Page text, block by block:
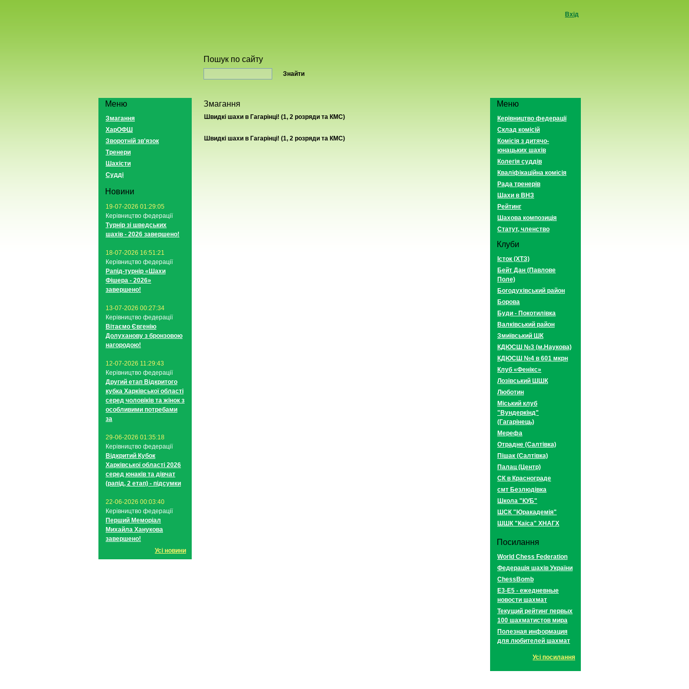
Пошук по сайту
Вхід
Меню
Змагання
ХарОФШ
Зворотній зв'язок
Тренери
Шахісти
Судді
Новини
19-07-2026 01:29:05
Керівництво федерації
Турнір зі шведських
шахів - 2026 завершено!
18-07-2026 16:51:21
Керівництво федерації
Рапід-турнір «Шахи
Фішера - 2026»
завершено!
13-07-2026 00:27:34
Керівництво федерації
Вітаємо Євгенію
Долуханову з бронзовою
нагородою!
12-07-2026 11:29:43
Керівництво федерації
Другий етап Відкритого
кубка Харківської області
серед чоловіків та жінок з
особливими потребами
за
29-06-2026 01:35:18
Керівництво федерації
Відкритий Кубок
Харківської області 2026
серед юнаків та дівчат
(рапід, 2 етап) - підсумки
22-06-2026 00:03:40
Керівництво федерації
Перший Меморіал
Михайла Ханукова
завершено!
Усі новини
Меню
Керівництво федерації
Склад комісій
Комісія з дитячо-
юнацьких шахів
Колегія суддів
Кваліфікаційна комісія
Рада тренерів
Шахи в ВНЗ
Рейтинг
Шахова композиція
Статут, членство
Клуби
Істок (ХТЗ)
Бейт Дан (Павлове
Поле)
Богодухівський район
Борова
Буди - Покотилівка
Валківський район
Змиївський ШК
КДЮСШ №3 (м.Наукова)
КДЮСШ №4 в 601 мкрн
Клуб «Фенікс»
Лозівський ШШК
Люботин
Міський клуб
"Вундеркінд"
(Гагарінець)
Мерефа
Отрадне (Салтівка)
Пішак (Салтівка)
Палац (Центр)
СК в Краснограде
смт Безлюдівка
Школа "КУБ"
ШСК "Юракадемія"
ШШК "Каїса" ХНАГХ
Посилання
World Chess Federation
Федерація шахів України
ChessBomb
E3-E5 - ежедневные
новости шахмат
Текущий рейтинг первых
100 шахматистов мира
Полезная информация
для любителей шахмат
Усі посилання
Змагання
Швидкі шахи в Гагарінці! (1, 2 розряди та КМС)
Швидкі шахи в Гагарінці! (1, 2 розряди та КМС)